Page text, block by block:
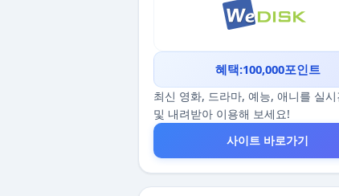
혜택:100,000포인트
최신 영화, 드라마, 예능, 애니를 실
및 내려받아 이용해 보세요!
사이트 바로가기